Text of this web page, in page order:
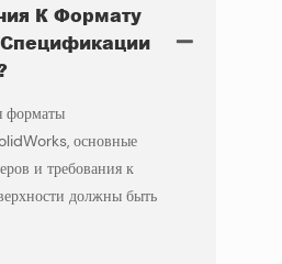
К Формату
форматы
основные
и требования к
должны быть